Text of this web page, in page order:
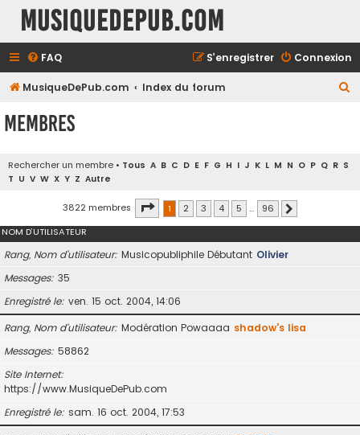
MusiqueDePub.com
FAQ Connexion
S’enregistrer
MusiqueDePub.com Index du forum
Membres
Rechercher un membre • Tous A B C D E F G H I J K L M N O P Q R S
T U V W X Y Z Autre
3822 membres Page 1sur96
1 2 3 4 5 … 96
NOM D’UTILISATEUR
Rang, Nom d’utilisateur Musicopubliphile Débutant Olivier
Messages 35
Enregistré le ven. 15 oct. 2004, 14:06
Rang, Nom d’utilisateur Modération Powaaaa shadow's lisa
Messages 58862
Site Internet
https://www.MusiqueDePub.com
Enregistré le sam. 16 oct. 2004, 17:53